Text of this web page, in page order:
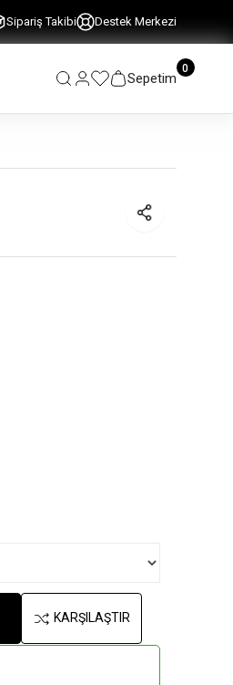
Sipariş Takibi Destek Merkezi
Sepetim
0
KARŞILAŞTIR